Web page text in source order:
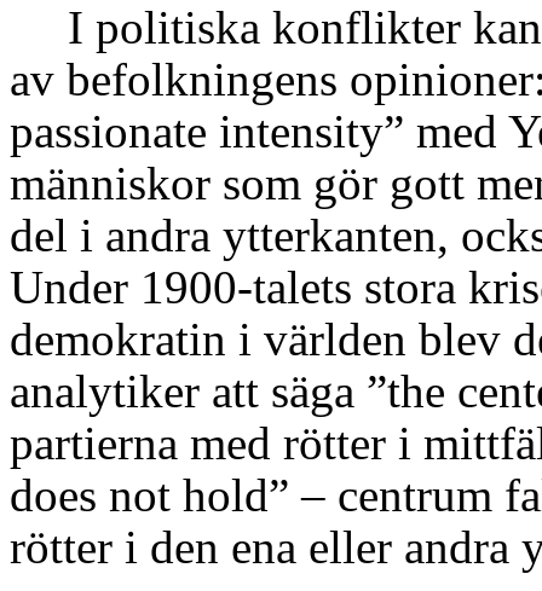
I politiska konflikter
av befolkningens
passionate intensity” med
människor som gör gott
del i andra ytterkanten,
Under 1900-talets stora
demokratin i världen blev
analytiker att säga ”the
partierna med rötter i
does not hold” – centrum
rötter i den ena eller andra